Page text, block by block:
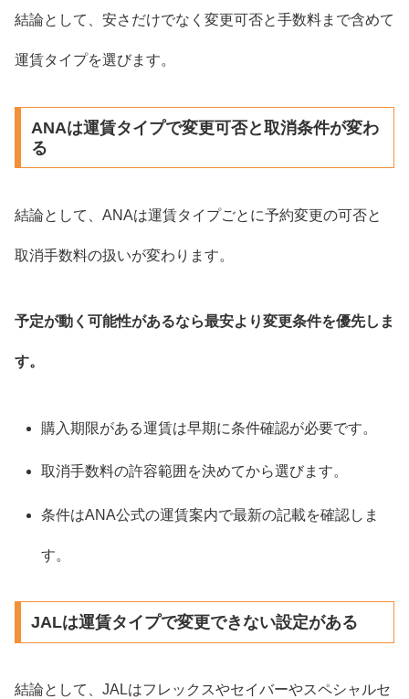
結論として、安さだけでなく変更可否と手数料まで含めて
運賃タイプを選びます。
ANAは運賃タイプで変更可否と取消条件が変わ
る
結論として、ANAは運賃タイプごとに予約変更の可否と
取消手数料の扱いが変わります。
予定が動く可能性があるなら最安より変更条件を優先しま
す。
購入期限がある運賃は早期に条件確認が必要です。
取消手数料の許容範囲を決めてから選びます。
条件はANA公式の運賃案内で最新の記載を確認しま
す。
JALは運賃タイプで変更できない設定がある
結論として、JALはフレックスやセイバーやスペシャルセ